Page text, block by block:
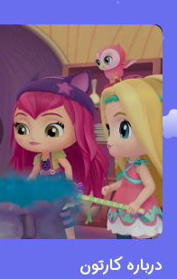
درباره کارتون